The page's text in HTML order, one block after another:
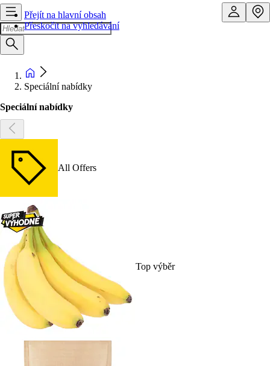
Přejít na hlavní obsah
Přeskočit na vyhledávání
Speciální nabídky
Speciální nabídky
All Offers
Top výběr